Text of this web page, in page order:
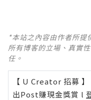
*本站之內容由作者所提
所有博客的立場、真實
任。
【 U Creator 招募 】
出Post賺現金獎賞 l